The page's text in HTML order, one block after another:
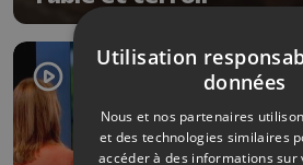
Utilisation
données
Nous et nos partenaires
et des technologies similaires
accéder à des informations